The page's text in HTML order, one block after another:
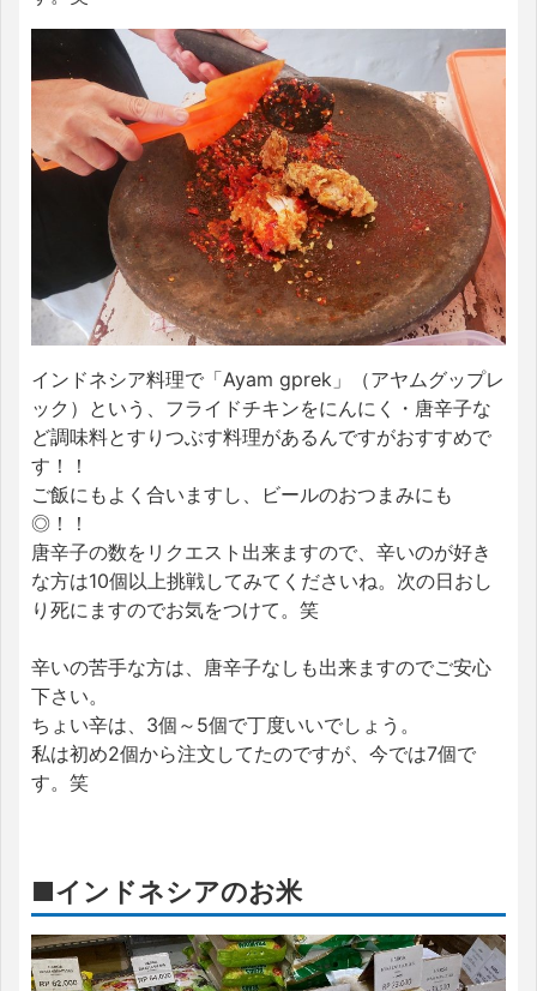
インドネシア料理で「Ayam gprek」（アヤムグップレ
ック）という、フライドチキンをにんにく・唐辛子な
ど調味料とすりつぶす料理があるんですがおすすめで
す！！
ご飯にもよく合いますし、ビールのおつまみにも
◎！！
唐辛子の数をリクエスト出来ますので、辛いのが好き
な方は10個以上挑戦してみてくださいね。次の日おし
り死にますのでお気をつけて。笑
辛いの苦手な方は、唐辛子なしも出来ますのでご安心
下さい。
ちょい辛は、3個～5個で丁度いいでしょう。
私は初め2個から注文してたのですが、今では7個で
す。笑
■インドネシアのお米